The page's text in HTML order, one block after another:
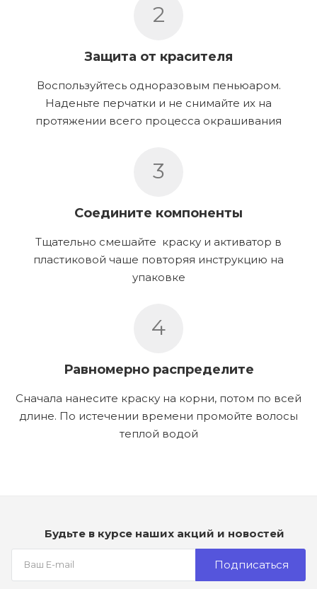
2
Защита от красителя
Воспользуйтесь одноразовым пеньюаром.
Наденьте перчатки и не снимайте их на
протяжении всего процесса окрашивания
3
Соедините компоненты
Тщательно смешайте краску и активатор в
пластиковой чаше повторяя инструкцию на
упаковке
4
Равномерно распределите
Сначала нанесите краску на корни, потом по всей
длине. По истечении времени промойте волосы
теплой водой
Будьте в курсе наших акций и новостей
Подписаться